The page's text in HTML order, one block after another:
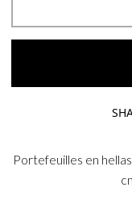
Portefeuilles en